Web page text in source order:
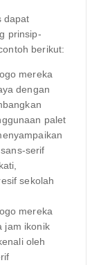
dapat
prinsip-
berikut:
mereka
dengan
palet
serif
sekolah
mereka
jam ikonik
oleh